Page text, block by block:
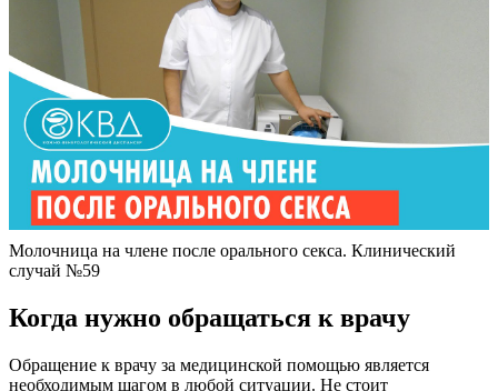
Молочница на члене после орального секса. Клинический
случай №59
Когда нужно обращаться к врачу
Обращение к врачу за медицинской помощью является
необходимым шагом в любой ситуации. Не стоит